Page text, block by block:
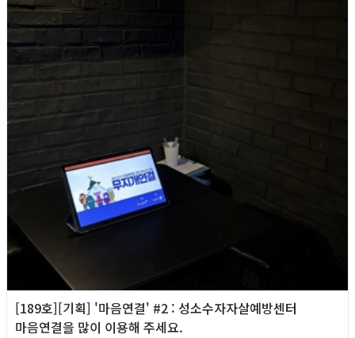
[189호][기획] '마음연결' #2 : 성소수자자살예방센터
마음연결을 많이 이용해 주세요.